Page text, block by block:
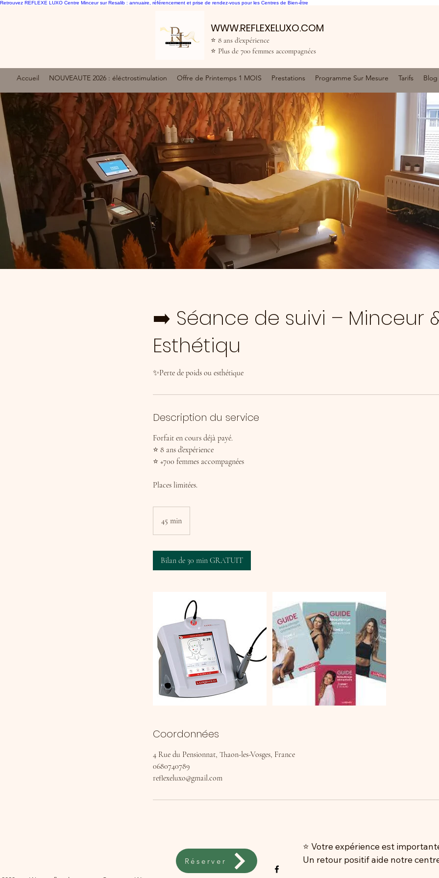
Retrouvez REFLEXE LUXO Centre Minceur sur Resalib : annuaire, référencement et prise de rendez-vous pour les Centres de Bien-être
WWW.REFLEXELUXO.COM
⭐ 8 ans d'expérience
⭐ Plus de 700 femmes accompagnées
Accueil NOUVEAUTE 2026 : éléctrostimulation Offre de Printemps 1 MOIS Prestations Programme Sur Mesure Tarifs Blog
➡️ Séance de suivi – Minceur
Esthétiqu
✨Perte de poids ou esthétique
Description du service
Forfait en cours déjà payé.
⭐ 8 ans d’expérience
⭐ +700 femmes accompagnées
Places limitées.
45 min
5
n
Bilan de 30 min GRATUIT
Coordonnées
4 Rue du Pensionnat, Thaon-les-Vosges, France
0680740789
reflexeluxo@gmail.com
⭐ Votre expérience est
Un retour positif aide notre
Réserver